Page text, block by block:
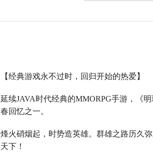
【经典游戏永不过时，回归开始的热爱】
延续JAVA时代经典的MMORPG手游，《
春回忆之一。
烽火硝烟起，时势造英雄。群雄之路历久
天下！